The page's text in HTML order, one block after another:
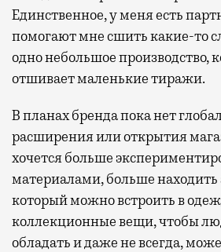
Единственное, у меня есть
помогают мне сшить какие-то
одно небольшое производство,
отшивает маленькие тиражи.
В планах бренда пока нет
расширения или открытия
хочется больше
материалами, больше находить
который можно встроить в
коллекционные вещи, чтобы
обладать и даже не всегда,